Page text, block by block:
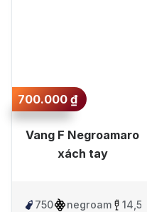
700.000₫
Vang F Negroamaro
xách tay
750ml negroamaro14,5%